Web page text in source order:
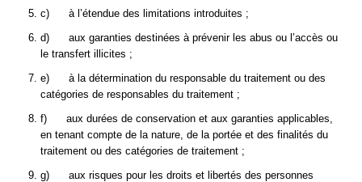
c) à l’étendue des limitations introduites ;
d) aux garanties destinées à prévenir les abus ou l’accès ou
le transfert illicites ;
e) à la détermination du responsable du traitement ou des
catégories de responsables du traitement ;
f) aux durées de conservation et aux garanties applicables,
en tenant compte de la nature, de la portée et des finalités du
traitement ou des catégories de traitement ;
g) aux risques pour les droits et libertés des personnes